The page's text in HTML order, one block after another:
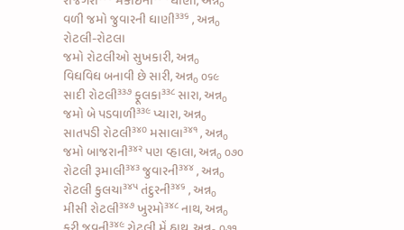
૦
વળી જમોજુવારની ધાણી૩૩૬ , અન્ન૦
રોટલી-રોટલા
જમો રોટલીઓ સુખકારી, અન્ન૦
વિધવિધ બનાવી છે સારી, અન્ન૦ ૦૬૯
સાદી રોટલી૩૩૭ ફૂલકા૩૩૮ સારા, અન્ન૦
જમો બે પડવાળી૩૩૯ પ્યારા, અન્ન૦
સાતપડી રોટલી૩૪૦ મસાલા૩૪૧ , અન્ન૦
જમો બાજરાની૩૪૨ પણ વ્હાલા, અન્ન૦ ૦૭૦
રોટલી રૂમાલી૩૪૩ જુવારની૩૪૪ , અન્ન૦
રોટલી કુલચા૩૪૫ તંદુરની૩૪૬ , અન્ન૦
મીસી રોટલી૩૪૭ ખુરમો૩૪૮ નાથ, અન્ન૦
૩૪૯